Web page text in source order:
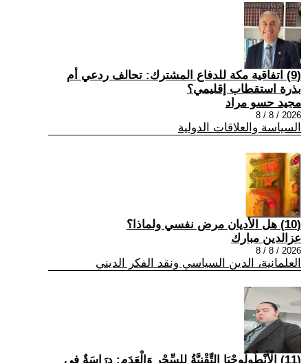
(9) اتفاقية مكة للدفاع المشترك: تحالف ردعي أم
بذرة استقطاب إقليمي؟
مجيد حسو مراد
2026 / 8 / 8
السياسة والعلاقات الدولية
(10) هل الأديان مرض نفسي ولماذا؟
عزالدين مبارك
2026 / 8 / 8
العلمانية، الدين السياسي ونقد الفكر الديني
(11) الْأَنْطُولُوجْيَا التِّقْنِيَّةُ لِلسِّحْرِ وَالْعَدَمِ: دِرَاسَةٌ فِي